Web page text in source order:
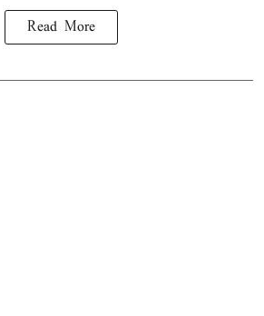
Read More